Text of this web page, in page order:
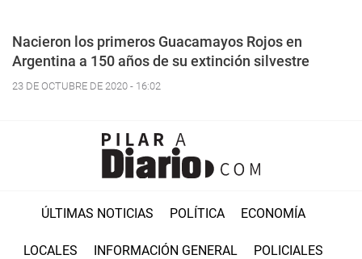
Nacieron los primeros Guacamayos Rojos en
Argentina a 150 años de su extinción silvestre
23 DE OCTUBRE DE 2020 - 16:02
ÚLTIMAS NOTICIAS POLÍTICA ECONOMÍA
LOCALES INFORMACIÓN GENERAL POLICIALES